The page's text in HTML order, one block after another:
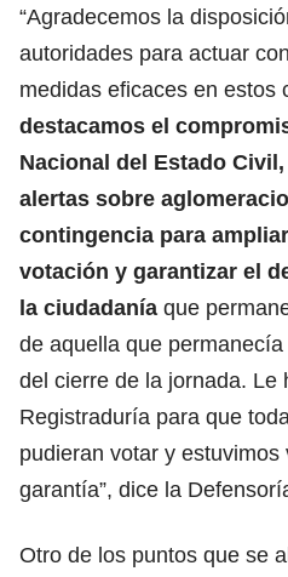
“Agradecemos la
autoridades para actuar
medidas eficaces en estos
destacamos el
Nacional del Estado
alertas sobre
contingencia para
votación y garantizar el
la ciudadanía que
de aquella que
del cierre de la jornada. Le
Registraduría para que
pudieran votar y estuvimos
garantía”, dice la
Otro de los puntos que se